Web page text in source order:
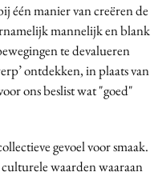
één manier van creëren de
mannelijk en blank
te devalueren
ontdekken, in plaats van
ons beslist wat "goed"
gevoel voor smaak.
waarden waaraan